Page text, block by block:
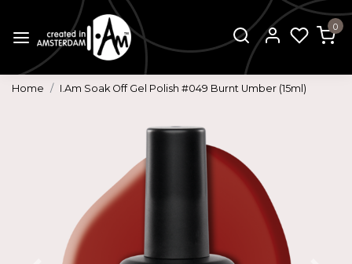
0
Home I.Am Soak Off Gel Polish #049 Burnt Umber (15ml)